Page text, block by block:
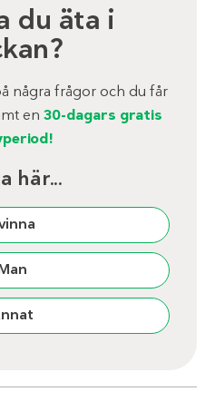
du äta i
några frågor och du får
en 30-dagars gratis
här...